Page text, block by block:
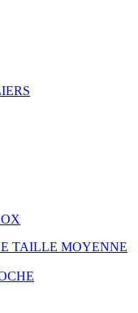
TAILLE MOYENNE